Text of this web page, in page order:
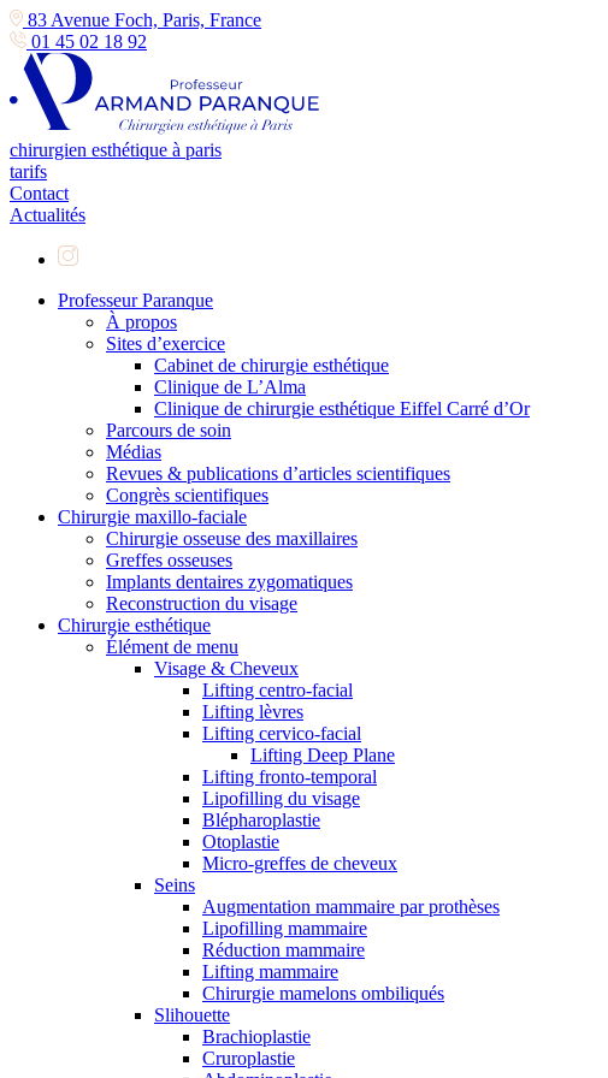
83 Avenue Foch, Paris, France
01 45 02 18 92
chirurgien esthétique à paris
tarifs
Contact
Actualités
Professeur Paranque
À propos
Sites d’exercice
Cabinet de chirurgie esthétique
Clinique de L’Alma
Clinique de chirurgie esthétique Eiffel Carré d’Or
Parcours de soin
Médias
Revues & publications d’articles scientifiques
Congrès scientifiques
Chirurgie maxillo-faciale
Chirurgie osseuse des maxillaires
Greffes osseuses
Implants dentaires zygomatiques
Reconstruction du visage
Chirurgie esthétique
Élément de menu
Visage & Cheveux
Lifting centro-facial
Lifting lèvres
Lifting cervico-facial
Lifting Deep Plane
Lifting fronto-temporal
Lipofilling du visage
Blépharoplastie
Otoplastie
Micro-greffes de cheveux
Seins
Augmentation mammaire par prothèses
Lipofilling mammaire
Réduction mammaire
Lifting mammaire
Chirurgie mamelons ombiliqués
Slihouette
Brachioplastie
Cruroplastie